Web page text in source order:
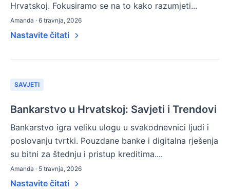
Hrvatskoj. Fokusiramo se na to kako razumjeti...
Amanda · 6 travnja, 2026
Nastavite čitati
SAVJETI
Bankarstvo u Hrvatskoj: Savjeti i Trendovi
Bankarstvo igra veliku ulogu u svakodnevnici ljudi i
poslovanju tvrtki. Pouzdane banke i digitalna rješenja
su bitni za štednju i pristup kreditima....
Amanda · 5 travnja, 2026
Nastavite čitati